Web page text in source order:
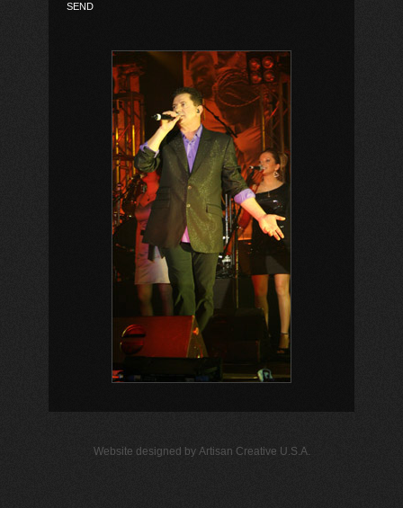
Website designed by Artisan Creative U.S.A.